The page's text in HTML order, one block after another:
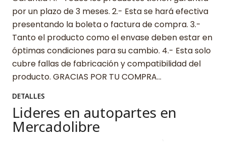
por un plazo de 3 meses. 2.- Esta se hará efectiva
presentando la boleta o factura de compra. 3.-
Tanto el producto como el envase deben estar en
óptimas condiciones para su cambio. 4.- Esta solo
cubre fallas de fabricación y compatibilidad del
producto. GRACIAS POR TU COMPRA…
DETALLES
Lideres en autopartes en
Mercadolibre